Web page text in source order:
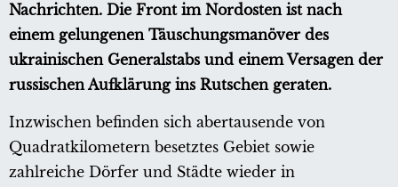
Nachrichten. Die Front im Nordosten ist nach
einem gelungenen Täuschungsmanöver des
ukrainischen Generalstabs und einem Versagen der
russischen Aufklärung ins Rutschen geraten.
Inzwischen befinden sich abertausende von
Quadratkilometern besetztes Gebiet sowie
zahlreiche Dörfer und Städte wieder in